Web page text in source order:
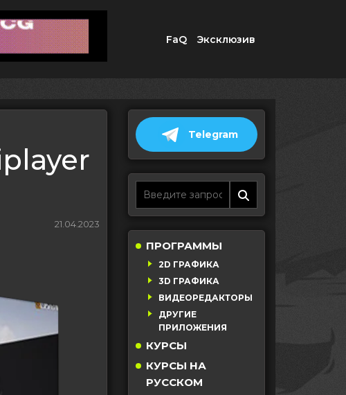
FaQ Эксклюзив
21.04.2023
Telegram
ПРОГРАММЫ
2D ГРАФИКА
3D ГРАФИКА
ВИДЕОРЕДАКТОРЫ
ДРУГИЕ
ПРИЛОЖЕНИЯ
КУРСЫ
КУРСЫ НА
РУССКОМ